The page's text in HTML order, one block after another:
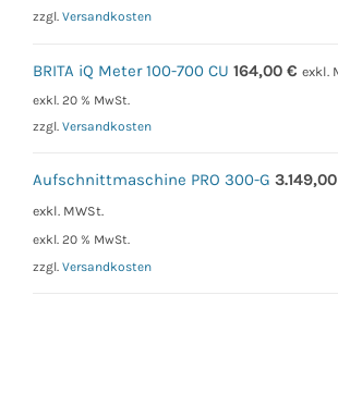
zzgl. Versandkosten
BRITA iQ Meter 100-700 CU 164,00 € exkl.
exkl. 20 % MwSt.
zzgl. Versandkosten
Aufschnittmaschine PRO 300-G 3.149,00
exkl. MWSt.
exkl. 20 % MwSt.
zzgl. Versandkosten